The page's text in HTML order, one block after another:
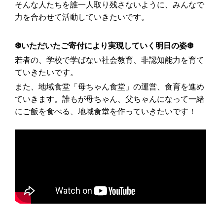
そんな人たちを誰一人取り残さないように、みんなで
力を合わせて活動していきたいです。
❆いただいたご寄付により実現していく明日の姿❆
若者の、学校で学ばない社会教育、非認知能力を育て
ていきたいです。
また、地域食堂「母ちゃん食堂」の運営、食育を進め
ていきます。誰もが母ちゃん、父ちゃんになって一緒
にご飯を食べる、地域食堂を作っていきたいです！